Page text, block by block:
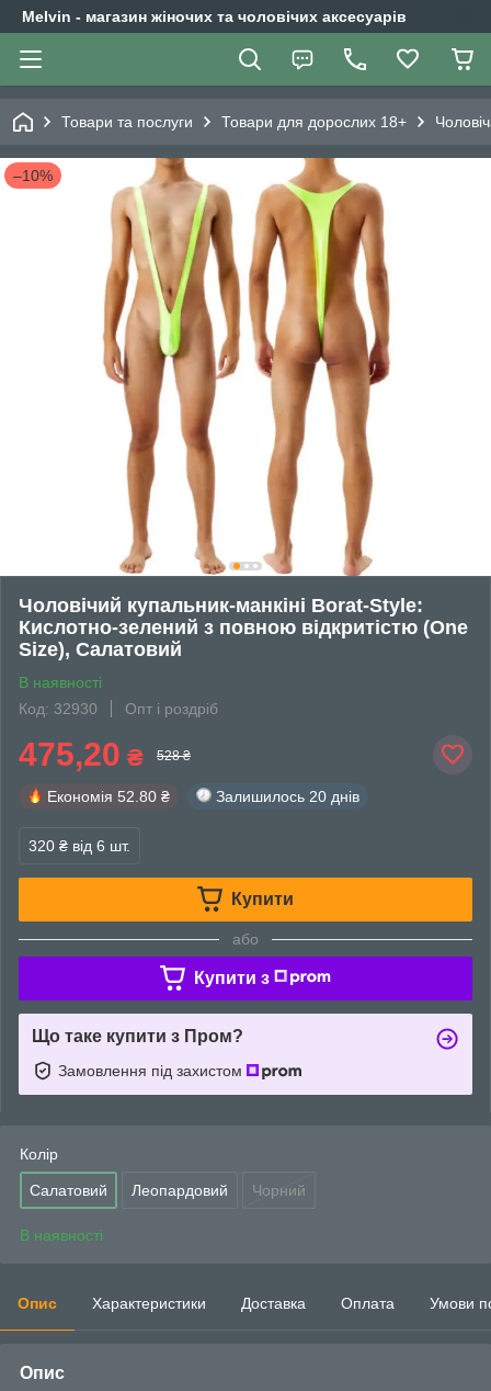
Melvin - магазин жіночих та чоловічих аксесуарів
Товари та послуги Товари для дорослих 18+
–10%
Чоловічий купальник-манкіні Borat-Style:
Кислотно-зелений з повною відкритістю (One
Size), Салатовий
В наявності
Код: 32930
Опт і роздріб
475,20 ₴ 528 ₴
Економія 52.80 ₴ Залишилось 20 днів
320 ₴ від 6 шт.
Купити
або
Купити з
Що таке купити з Пром?
Замовлення під захистом
Колір
Салатовий Леопардовий Чорний
В наявності
Опис Характеристики Доставка Оплата Умови
Опис